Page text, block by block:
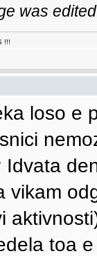
was
!!!
loso e
Idvata
vikam
toa